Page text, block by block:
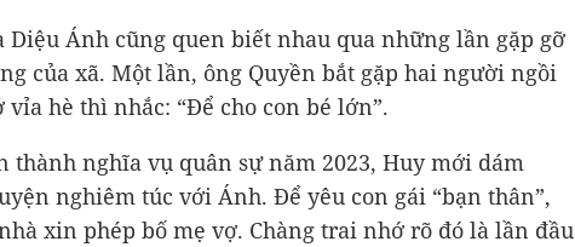
Diệu Ánh cũng quen biết nhau qua những lần gặp gỡ
của xã. Một lần, ông Quyền bắt gặp hai người ngồi
vỉa hè thì nhắc: “Để cho con bé lớn”.
thành nghĩa vụ quân sự năm 2023, Huy mới dám
nghiêm túc với Ánh. Để yêu con gái “bạn thân”,
xin phép bố mẹ vợ. Chàng trai nhớ rõ đó là lần đầu